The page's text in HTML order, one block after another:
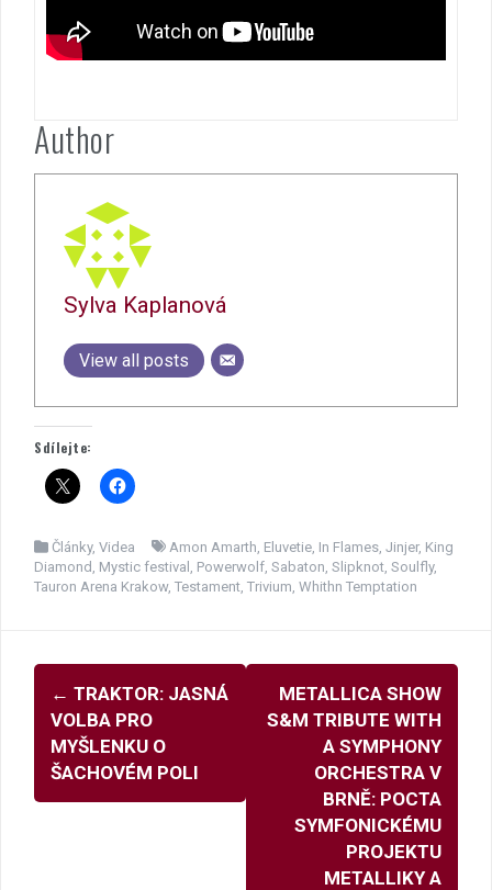
Author
Sylva Kaplanová
View all posts
Sdílejte:
Články, Videa Amon Amarth Eluvetie In Flames Jinjer, King
Diamond Mystic festival Powerwolf Sabaton Slipknot Soulfly,
Tauron Arena Krakow, Testament Trivium Whithn Temptation
Navigace
pro
příspěvky
← TRAKTOR: JASNÁ
VOLBA PRO
MYŠLENKU O
ŠACHOVÉM POLI
METALLICA SHOW
S&M TRIBUTE WITH
A SYMPHONY
ORCHESTRA V
BRNĚ: POCTA
SYMFONICKÉMU
PROJEKTU
METALLIKY A